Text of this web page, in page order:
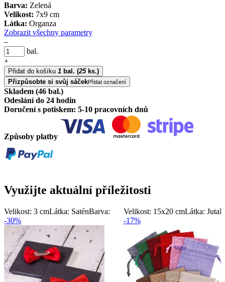
Barva: Zelená
Velikost: 7x9 cm
Látka: Organza
Zobrazit všechny parametry
–
bal.
+
Přidat do košíku 1 bal. (25ks.)
Přizpůsobte si svůj sáčekPřidat označení
Skladem (46 bal.)
Odeslání do 24 hodin
Doručení s potiskem: 5-10 pracovních dnů
Způsoby platby
Využijte aktuální příležitosti
Velikost: 3 cmLátka: SaténBarva:
-30%
Velikost: 15x20 cmLátka: Juta
-17%